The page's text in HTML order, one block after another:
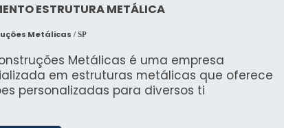
convidados, localização e condições climáticas.
é essencial.
sanfonadas?
fácil montagem e desmontagem, sendo
ESTRUTURA METÁLICA
Metálicas / SP
Metálicas é uma empresa
em estruturas metálicas que oferece
personalizadas para diversos ti